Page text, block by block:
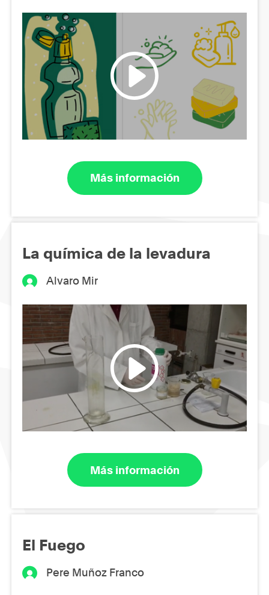
Más información
La química de la levadura
Alvaro Mir
Más información
El Fuego
Pere Muñoz Franco